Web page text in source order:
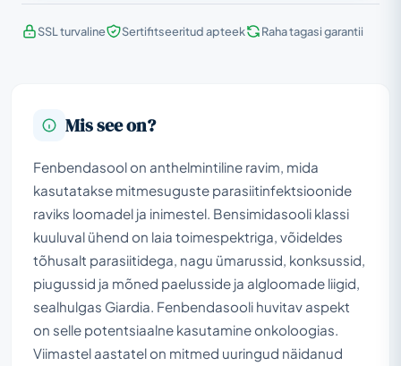
SSL turvaline Sertifitseeritud apteek Raha tagasi garantii
Mis see on?
Fenbendasool on anthelmintiline ravim, mida
kasutatakse mitmesuguste parasiitinfektsioonide
raviks loomadel ja inimestel. Bensimidasooli klassi
kuuluval ühend on laia toimespektriga, võideldes
tõhusalt parasiitidega, nagu ümarussid, konksussid,
piugussid ja mõned paelusside ja algloomade liigid,
sealhulgas Giardia. Fenbendasooli huvitav aspekt
on selle potentsiaalne kasutamine onkoloogias.
Viimastel aastatel on mitmed uuringud näidanud